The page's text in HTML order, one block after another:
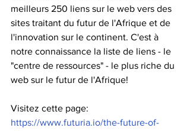
meilleurs 250 liens sur le web vers des
sites traitant du futur de l'Afrique et de
l'innovation sur le continent. C'est à
notre connaissance la liste de liens - le
"centre de ressources" - le plus riche du
web sur le futur de l'Afrique!
Visitez cette page:
https://www.futuria.io/the-future-of-